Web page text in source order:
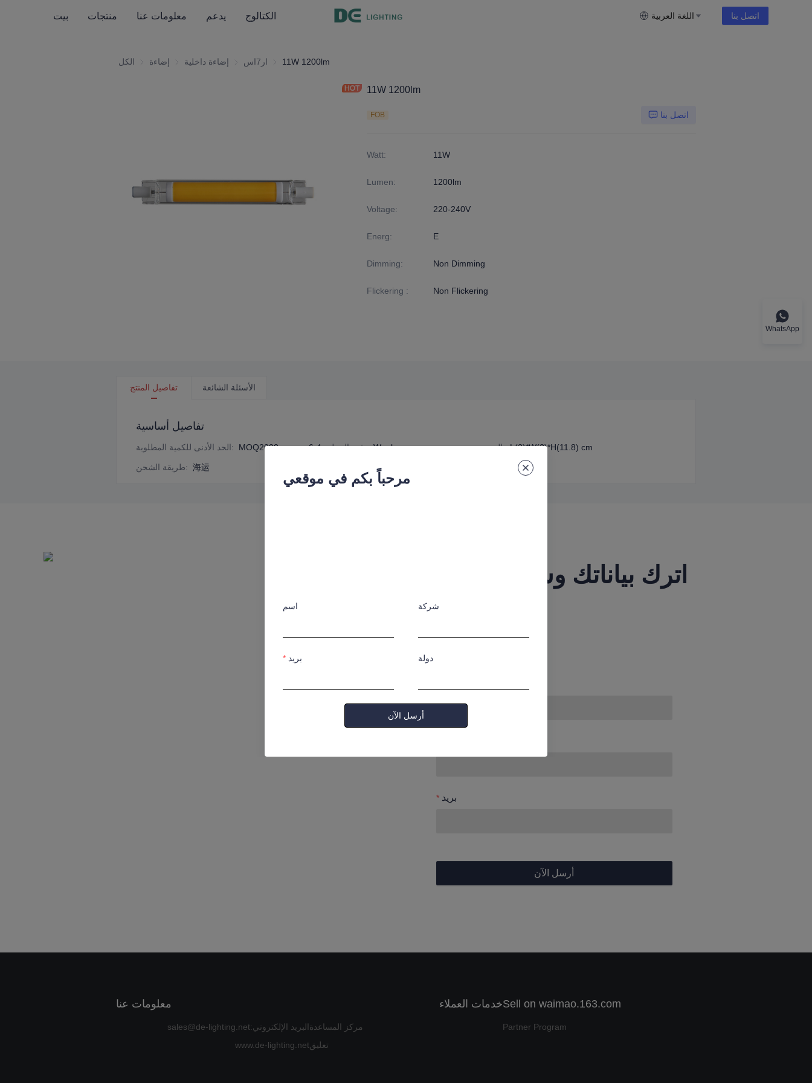
بيت منتجات معلومات عنا يدعم الكتالوج اللغة العربية اتصل بنا
الكل إضاءة إضاءةإضاءة داخلية إضاءة داخلية
ار7اس ار7اس
11W 1200lm
11W 1200lm
FOB اتصل بنا
Watt: 11W
Lumen: 1200lm
Voltage: 220-240V
Energ: E
Dimming: Non Dimming
Flickering : Non Flickering
تفاصيل المنتج الأسئلة الشائعة
تفاصيل أساسية
الحد الأدنى للكمية المطلوبة : MOQ2000 وقت التسليم: 4-6Week الحجم: L(2)*W(2)*H(11.8) cm
طريقة الشحن: 海运 R7S-G2-11W
اترك بياناتك وسوف نتصل
بريد
أرسل الآن
معلومات عنا
البريد الإلكتروني:sales@de-lighting.net
www.de-lighting.net
خدمات العملاء
مركز المساعدة
تعليق
Sell on waimao.163.com
Partner Program
WhatsApp
مرحباً بكم في موقعي
اسم شركة
بريد دولة
أرسل الآن